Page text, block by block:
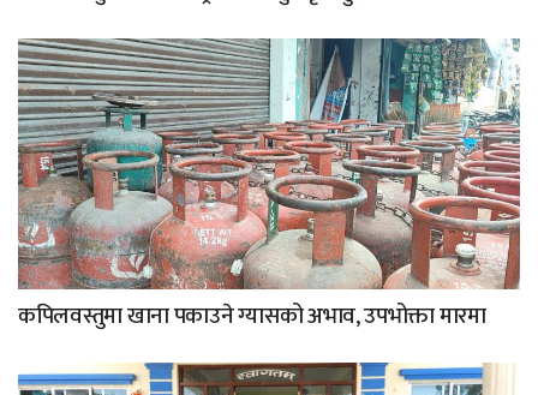
कपिलवस्तुमा खाना पकाउने ग्यासको अभाव, उपभोक्ता मारमा